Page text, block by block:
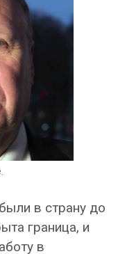
в страну до
граница, и
в